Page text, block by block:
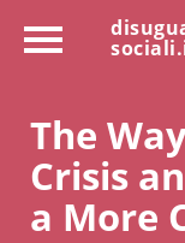
The
Crisis
a More